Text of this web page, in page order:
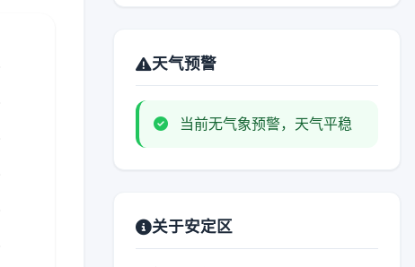
天气预警
当前无气象预警，天气平稳
关于安定区